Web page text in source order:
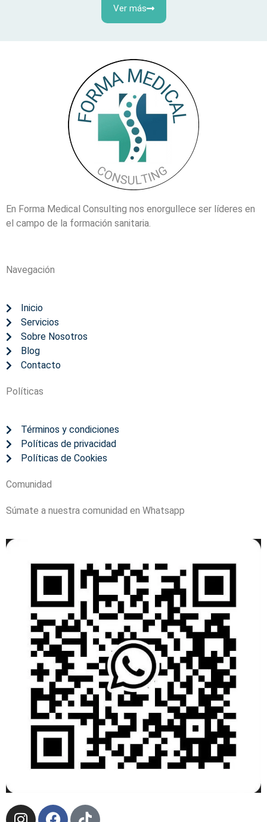
Ver más
En Forma Medical Consulting nos enorgullece ser líderes en
el campo de la formación sanitaria.
Navegación
Inicio
Servicios
Sobre Nosotros
Blog
Contacto
Políticas
Términos y condiciones
Políticas de privacidad
Políticas de Cookies
Comunidad
Súmate a nuestra comunidad en Whatsapp